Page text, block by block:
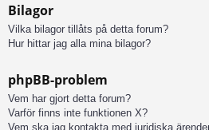
Bilagor
Vilka bilagor tillåts på detta forum?
Hur hittar jag alla mina bilagor?
phpBB-problem
Vem har gjort detta forum?
Varför finns inte funktionen X?
Vem ska jag kontakta med juridiska